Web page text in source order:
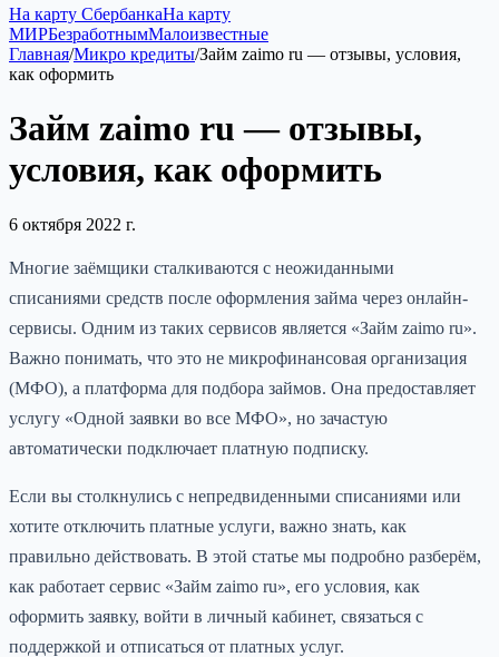
На карту СбербанкаНа карту
МИРБезработнымМалоизвестные
Главная/Микро кредиты/Займ zaimo ru — отзывы, условия,
как оформить
Займ zaimo ru — отзывы,
условия, как оформить
6 октября 2022 г.
Многие заёмщики сталкиваются с неожиданными
списаниями средств после оформления займа через онлайн-
сервисы. Одним из таких сервисов является «Займ zaimo ru».
Важно понимать, что это не микрофинансовая организация
(МФО), а платформа для подбора займов. Она предоставляет
услугу «Одной заявки во все МФО», но зачастую
автоматически подключает платную подписку.
Если вы столкнулись с непредвиденными списаниями или
хотите отключить платные услуги, важно знать, как
правильно действовать. В этой статье мы подробно разберём,
как работает сервис «Займ zaimo ru», его условия, как
оформить заявку, войти в личный кабинет, связаться с
поддержкой и отписаться от платных услуг.